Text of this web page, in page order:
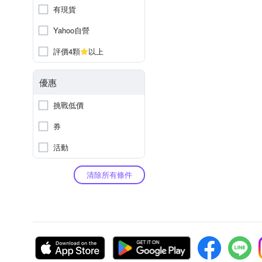
有現貨
Yahoo自營
評價4顆
以上
優惠
挑戰低價
券
活動
清除所有條件